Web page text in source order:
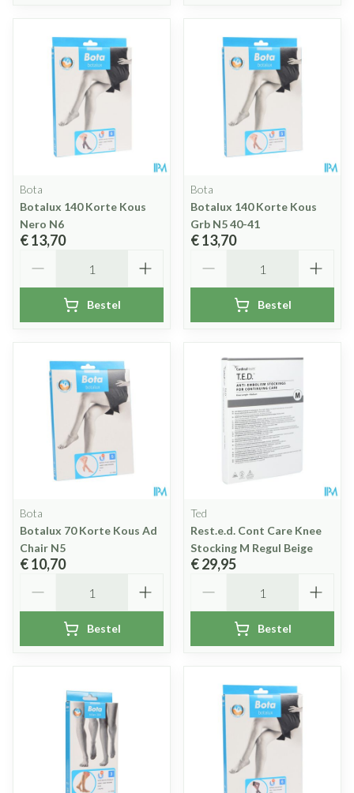
Bota
Botalux 140 Korte Kous
Nero N6
€ 13,70
Bestel
Bota
Botalux 140 Korte Kous
Grb N5 40-41
€ 13,70
Bestel
Bota
Botalux 70 Korte Kous Ad
Chair N5
€ 10,70
Bestel
Ted
Rest.e.d. Cont Care Knee
Stocking M Regul Beige
€ 29,95
Bestel